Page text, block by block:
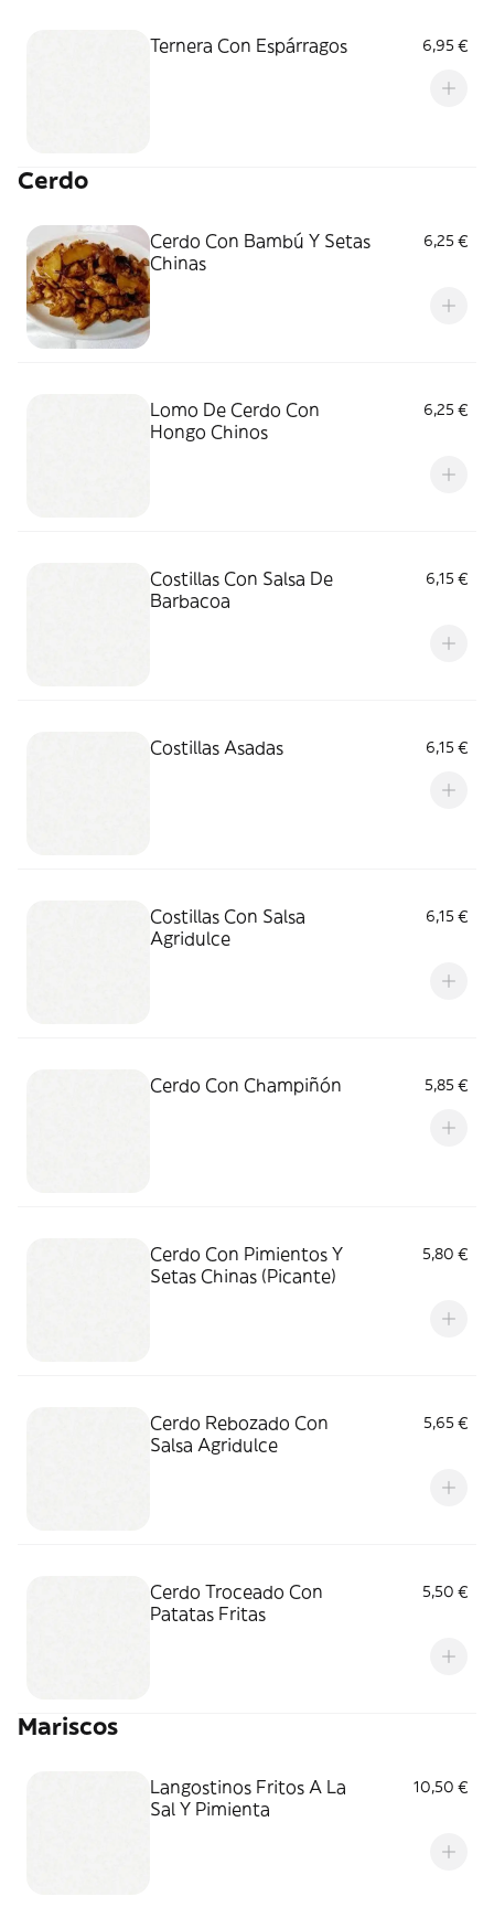
Ternera Con Espárragos 6,95 €
Cerdo
Cerdo Con Bambú Y Setas
Chinas
6,25 €
Lomo De Cerdo Con
Hongo Chinos
6,25 €
Costillas Con Salsa De
Barbacoa
6,15 €
Costillas Asadas 6,15 €
Costillas Con Salsa
Agridulce
6,15 €
Cerdo Con Champiñón 5,85 €
Cerdo Con Pimientos Y
Setas Chinas (Picante)
5,80 €
Cerdo Rebozado Con
Salsa Agridulce
5,65 €
Cerdo Troceado Con
Patatas Fritas
5,50 €
Mariscos
Langostinos Fritos A La
Sal Y Pimienta
10,50 €